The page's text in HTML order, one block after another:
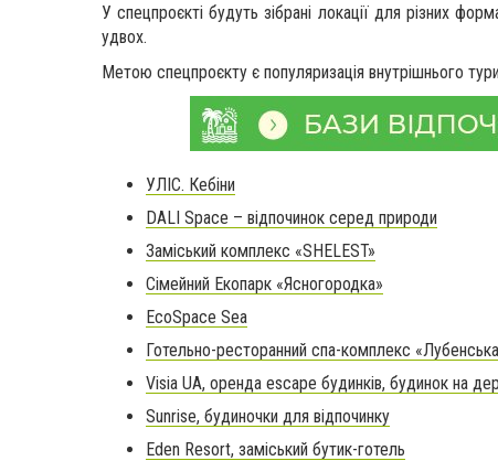
У спецпроєкті будуть зібрані локації для різних
удвох.
Метою спецпроєкту є популяризація внутрішнього
УЛІС. Кебіни
DALI Space – відпочинок серед природи
Заміський комплекс «SHELEST»
Сімейний Екопарк «Ясногородка»
EcoSpace Sea
Готельно-ресторанний спа-комплекс
Visia UA, оренда escape будинків, будинок на
Sunrise, будиночки для відпочинку
Eden Resort, заміський бутик-готель